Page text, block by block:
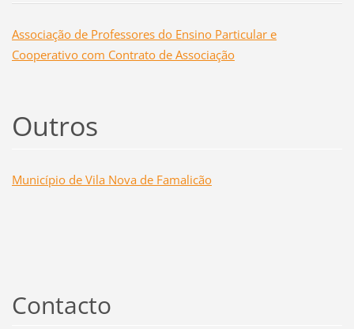
Associação de Professores do Ensino Particular e
Cooperativo com Contrato de Associação
Outros
Município de Vila Nova de Famalicão
Contacto